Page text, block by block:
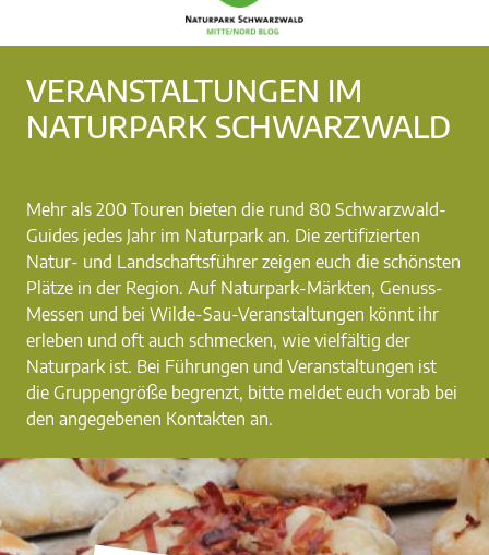
VERANSTALTUNGEN IM
NATURPARK SCHWARZWALD
Mehr als 200 Touren bieten die rund 80 Schwarzwald-
Guides jedes Jahr im Naturpark an. Die zertifizierten
Natur- und Landschaftsführer zeigen euch die schönsten
Plätze in der Region. Auf Naturpark-Märkten, Genuss-
Messen und bei Wilde-Sau-Veranstaltungen könnt ihr
erleben und oft auch schmecken, wie vielfältig der
Naturpark ist. Bei Führungen und Veranstaltungen ist
die Gruppengröße begrenzt, bitte meldet euch vorab bei
den angegebenen Kontakten an.